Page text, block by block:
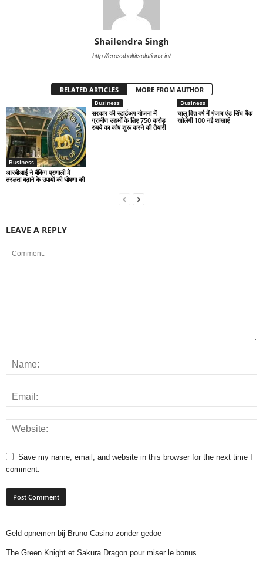
Shailendra Singh
http://crossboltitsolutions.in/
RELATED ARTICLES MORE FROM AUTHOR
Business
आरबीआई ने बैंकिंग प्रणाली में
तरलता बढ़ाने के उपायों की घोषणा की
Business
सरकार की स्टार्टअप योजना में
ग्रामीण उद्यमों के लिए 750 करोड़
रुपये का कोष शुरू करने की तैयारी
Business
चालू वित्त वर्ष में पंजाब एंड सिंध बैंक
खोलेगी 100 नई शाखाएं
LEAVE A REPLY
Save my name, email, and website in this browser for the next time I
comment.
Geld opnemen bij Bruno Casino zonder gedoe
The Green Knight et Sakura Dragon pour miser le bonus